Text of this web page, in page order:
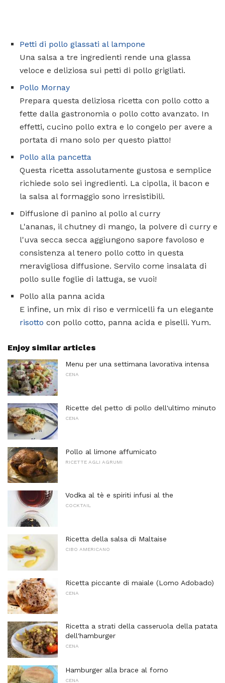
Petti di pollo glassati al lampone
Una salsa a tre ingredienti rende una glassa
veloce e deliziosa sui petti di pollo grigliati.
Pollo Mornay
Prepara questa deliziosa ricetta con pollo cotto a
fette dalla gastronomia o pollo cotto avanzato. In
effetti, cucino pollo extra e lo congelo per avere a
portata di mano solo per questo piatto!
Pollo alla pancetta
Questa ricetta assolutamente gustosa e semplice
richiede solo sei ingredienti. La cipolla, il bacon e
la salsa al formaggio sono irresistibili.
Diffusione di panino al pollo al curry
L'ananas, il chutney di mango, la polvere di curry e
l'uva secca secca aggiungono sapore favoloso e
consistenza al tenero pollo cotto in questa
meravigliosa diffusione. Servilo come insalata di
pollo sulle foglie di lattuga, se vuoi!
Pollo alla panna acida
E infine, un mix di riso e vermicelli fa un elegante
risotto con pollo cotto, panna acida e piselli. Yum.
Enjoy similar articles
Menu per una settimana lavorativa intensa
CENA
Ricette del petto di pollo dell'ultimo minuto
CENA
Pollo al limone affumicato
RICETTE AGLI AGRUMI
Vodka al tè e spiriti infusi al the
COCKTAIL
Ricetta della salsa di Maltaise
CIBO AMERICANO
Ricetta piccante di maiale (Lomo Adobado)
CENA
Ricetta a strati della casseruola della patata
dell'hamburger
CENA
Hamburger alla brace al forno
CENA